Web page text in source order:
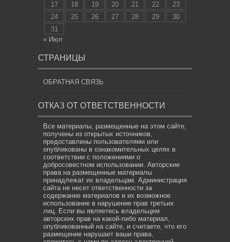
17
18 19 20 21 22
23
24
25 26 27 28 29
30
31
« Июл
СТРАНИЦЫ
ОБРАТНАЯ СВЯЗЬ
ОТКАЗ ОТ ОТВЕТСТВЕННОСТИ
Все материалы, размещенные на этом сайте,
получены из открытых источников,
предоставлены пользователями или
опубликованы в ознакомительных целях в
соответствии с положениями о
добросовестном использовании. Авторские
права на размещенные материалы
принадлежат их владельцам. Администрация
сайта не несет ответственности за
содержание материалов и их возможное
использование в нарушение прав третьих
лиц. Если вы являетесь владельцем
авторских прав на какой-либо материал,
опубликованный на сайте, и считаете, что его
размещение нарушает ваши права,